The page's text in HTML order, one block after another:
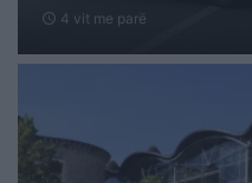
schedule 4 vit me parë